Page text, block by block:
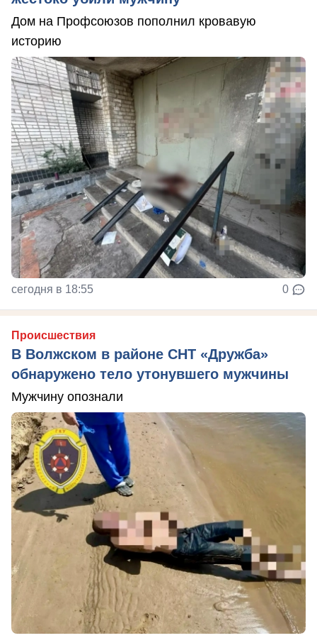
Дом на Профсоюзов пополнил кровавую
историю
сегодня в 18:55 0
Происшествия
В Волжском в районе СНТ «Дружба»
обнаружено тело утонувшего мужчины
Мужчину опознали